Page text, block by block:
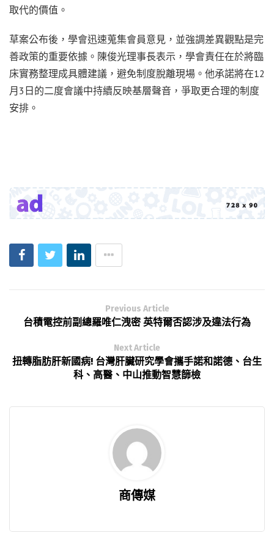
取代的價值。
草案公布後，學會迅速蒐集會員意見，並強調差異觀點是完
善政策的重要依據。陳俊光理事長表示，學會責任在於將臨
床實務整理成具體建議，避免制度脫離現場。他承諾將在12
月3日的二度會議中持續反映基層聲音，爭取更合理的制度
安排。
Previous Article
台積電控前副總羅唯仁洩密 英特爾否認涉及違法行為
Next Article
扭轉脂肪肝新國病! 台灣肝臟研究學會攜手諾和諾德、台生
科、高醫、中山推動智慧篩檢
商傳媒